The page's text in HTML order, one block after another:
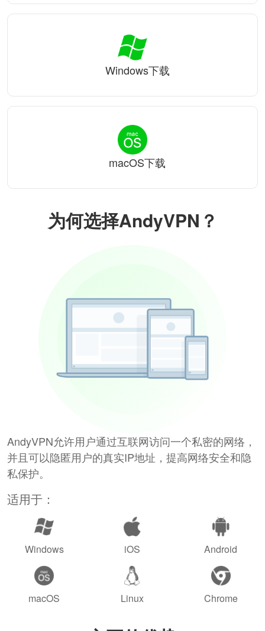
为何选择AndyVPN？
AndyVPN允许用户通过互联网访问一个私密的网络，
并且可以隐匿用户的真实IP地址，提高网络安全和隐
私保护。
适用于：
Windows iOS Android
macOS Linux Chrome
Windows下载
macOS下载